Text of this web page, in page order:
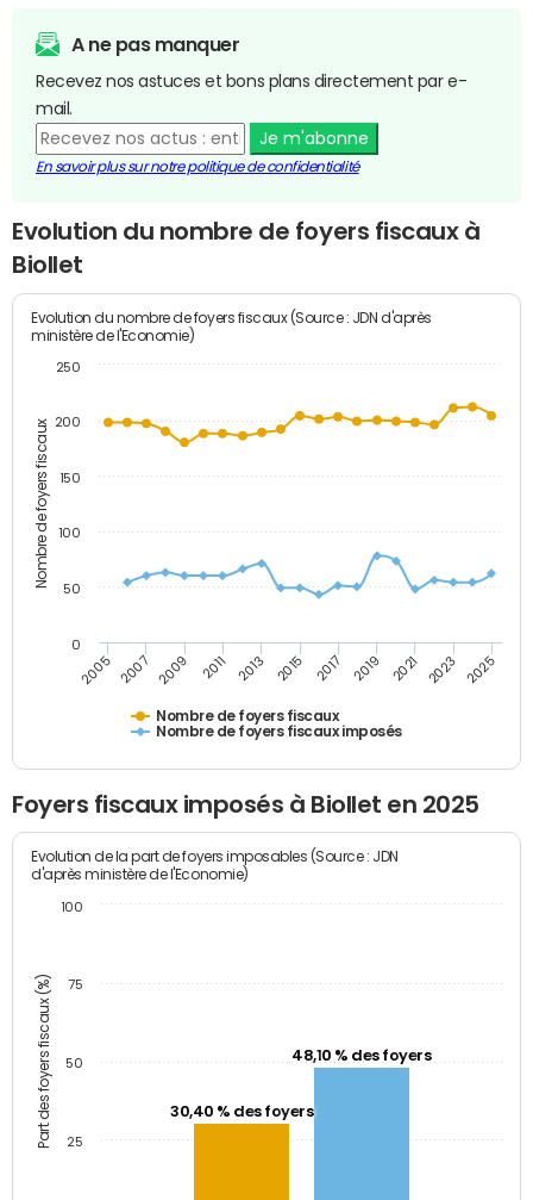
A ne pas manquer
Recevez nos astuces et bons plans directement par e-
mail.
Je m'abonne
En savoir plus sur notre politique de confidentialité
Evolution du nombre de foyers fiscaux à
Biollet
Nombre de foyers fiscaux
Evolution du nombre de foyers fiscaux (Source : JDN d'après
ministère de l'Economie)
Nombre de foyers fiscaux
Nombre de foyers fiscaux imposés
2005 2007 2009 2011 2013 2015 2017 2019 2021 2023 2025
0
50
100
150
200
250
Foyers fiscaux imposés à Biollet en 2025
Part des foyers fiscaux (%)
Evolution de la part de foyers imposables (Source : JDN
d'après ministère de l'Economie)
30,40 % des foyers
48,10 % des foyers
25
50
75
100